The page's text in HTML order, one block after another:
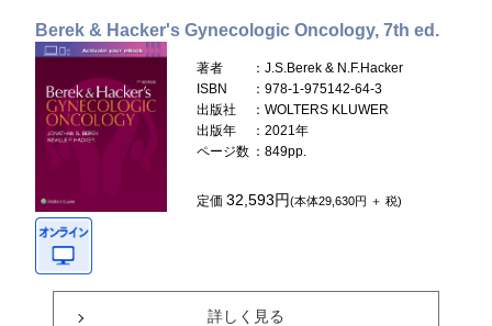
Berek & Hacker's Gynecologic Oncology, 7th ed.
著者
：J.S.Berek & N.F.Hacker
ISBN
：978-1-975142-64-3
出版社
：WOLTERS KLUWER
出版年
：2021年
ページ数 ：849pp.
定価32,593円(本体29,630円 ＋ 税)
詳しく見る